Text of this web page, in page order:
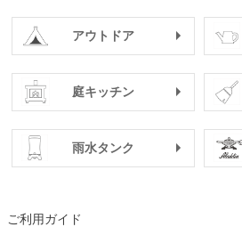
アウトドア
庭キッチン
雨水タンク
ご利用ガイド